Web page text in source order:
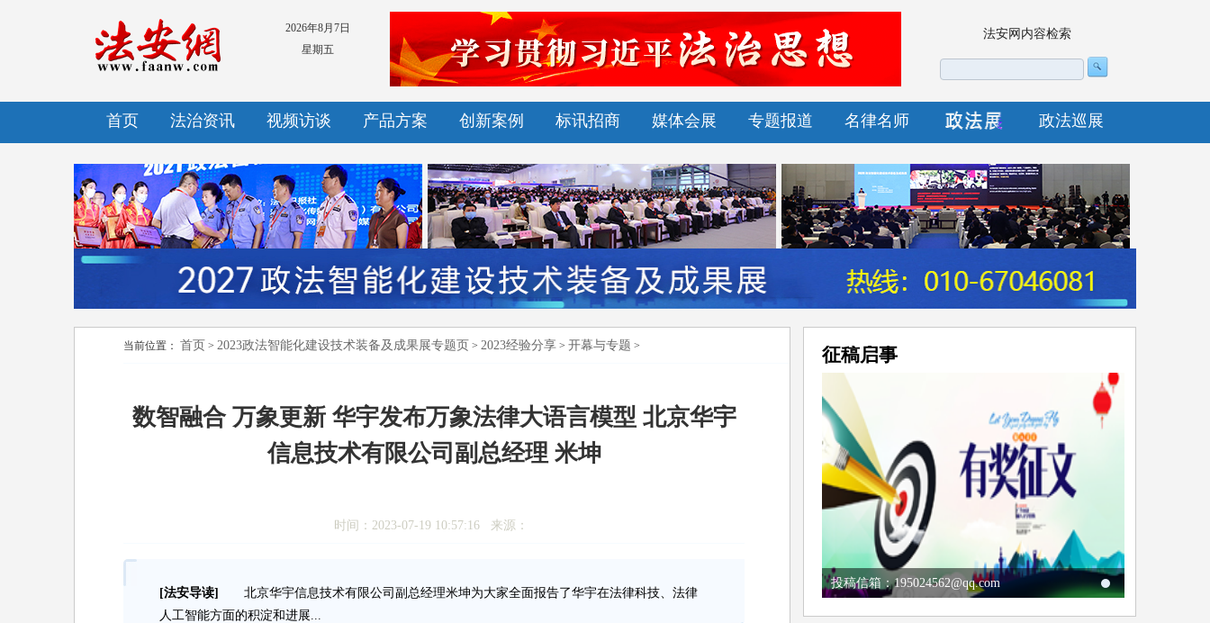
2026年8月7日
星期五
法安网内容检索
首页 法治资讯 视频访谈 产品方案 创新案例 标讯招商 媒体会展 专题报道 名律名师 政法巡展
当前位置： 首页 > 2023政法智能化建设技术装备及成果展专题页 > 2023经验分享 > 开幕与专题 >
数智融合 万象更新 华宇发布万象法律大语言模型 北京华宇
信息技术有限公司副总经理 米坤
时间：2023-07-19 10:57:16 来源：
[法安导读]
北京华宇信息技术有限公司副总经理米坤为大家全面报告了华宇在法律科技、法律
人工智能方面的积淀和进展...
征稿启事
投稿信箱：195024562@qq.com